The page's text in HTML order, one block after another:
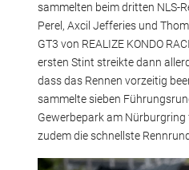
sammelten beim dritten NLS-
Perel, Axcil Jefferies und
GT3 von REALIZE KONDO
ersten Stint streikte dann
dass das Rennen vorzeitig
sammelte sieben
Gewerbepark am
zudem die schnellste